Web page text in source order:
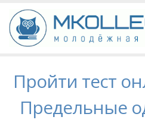
Пройти тест
Предельные